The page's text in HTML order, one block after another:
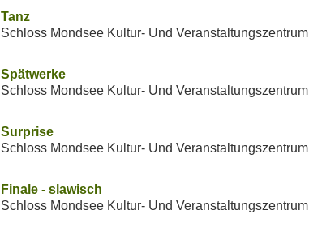
Tanz
Schloss Mondsee Kultur- Und Veranstaltungszentrum
Spätwerke
Schloss Mondsee Kultur- Und Veranstaltungszentrum
Surprise
Schloss Mondsee Kultur- Und Veranstaltungszentrum
Finale - slawisch
Schloss Mondsee Kultur- Und Veranstaltungszentrum